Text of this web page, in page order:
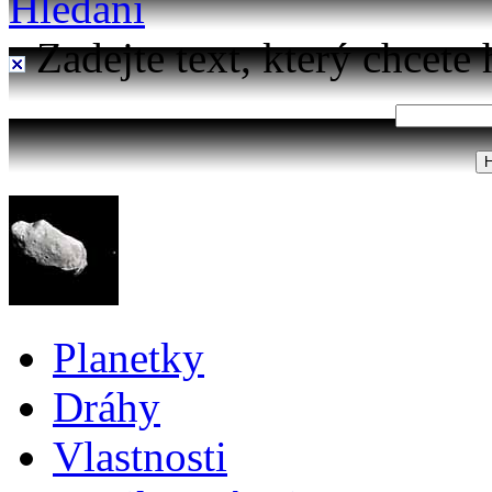
Zadejte text, který chcete
Planetky
Dráhy
Vlastnosti